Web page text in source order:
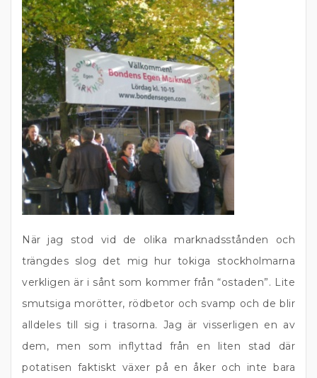
När jag stod vid de olika marknadsstånden och
trängdes slog det mig hur tokiga stockholmarna
verkligen är i sånt som kommer från “ostaden”. Lite
smutsiga morötter, rödbetor och svamp och de blir
alldeles till sig i trasorna. Jag är visserligen en av
dem, men som inflyttad från en liten stad där
potatisen faktiskt växer på en åker och inte bara